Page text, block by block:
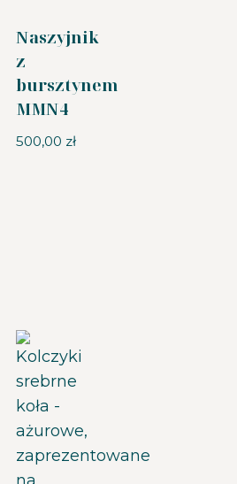
Naszyjnik
z
bursztynem
MMN4
500,00 zł